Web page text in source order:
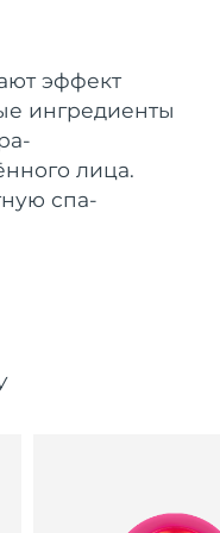
эффект
ингредиенты
лица.
спа-
дата доставки
дата доставки
8/14/26